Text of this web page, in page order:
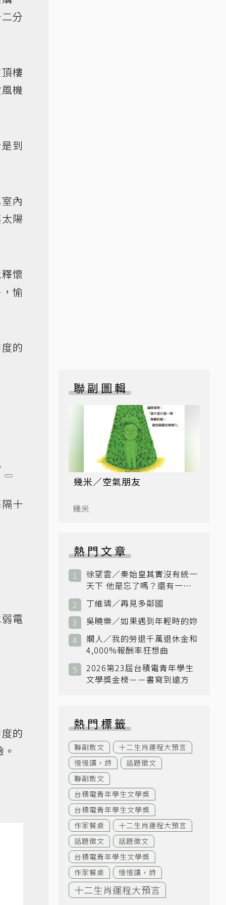
分
樓
機
到
內
陽
懷
愉
的
十
電
的
聯副圖輯
幾米／空氣朋友
幾米
熱門文章
徐望雲／秦始皇其實沒有統一
天下 他是忘了嗎？還有一個
小國：衛國
丁維瑀／再見多鄰國
吳曉樂／如果遇到年輕時的妳
嫺人／我的勞退千萬退休金和
4,000%報酬率狂想曲
2026第23屆台積電青年學生
文學獎金榜－－書寫到遠方
熱門標籤
聯副散文
十二生肖運程大預言
慢慢讀，詩
話題徵文
聯副散文
台積電青年學生文學獎
台積電青年學生文學獎
作家餐桌
十二生肖運程大預言
話題徵文
話題徵文
台積電青年學生文學獎
作家餐桌
慢慢讀，詩
十二生肖運程大預言